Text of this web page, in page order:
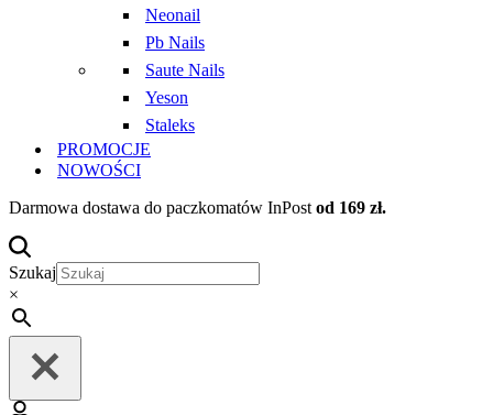
Neonail
Pb Nails
Saute Nails
Yeson
Staleks
PROMOCJE
NOWOŚCI
Darmowa dostawa do paczkomatów InPost od 169 zł.
Szukaj
×